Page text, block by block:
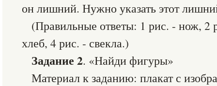
он лишний. Нужно указать этот
(Правильные ответы: 1 рис. - нож, 2
хлеб, 4 рис. - свекла.)
Задание 2. «Найди фигуры»
Материал к заданию: плакат с